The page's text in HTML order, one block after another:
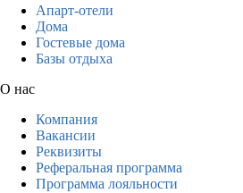
Апарт-отели
Дома
Гостевые дома
Базы отдыха
О нас
Компания
Вакансии
Реквизиты
Реферальная программа
Программа лояльности